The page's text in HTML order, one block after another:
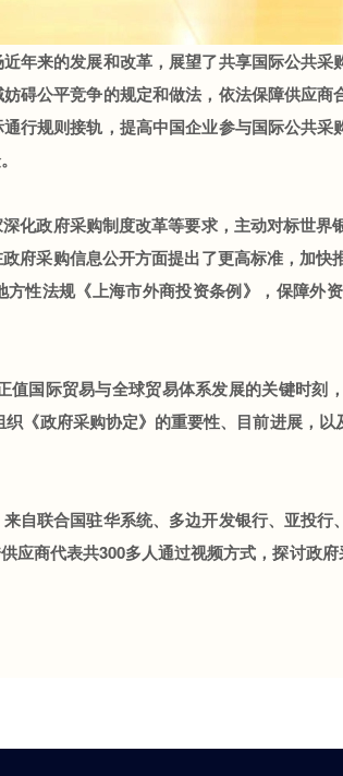
来的发展和改革，展望了共享国际公共采
碍公平竞争的规定和做法，依法保障供应
行规则接轨，提高中国企业参与国际公共
政府采购制度改革等要求，主动对标世界
府采购信息公开方面提出了更高标准，加
性法规《上海市外商投资条例》，保障
国际贸易与全球贸易体系发展的关键时刻
《政府采购协定》的重要性、目前进展，
联合国驻华系统、多边开发银行、亚投行
应商代表共300多人通过视频方式，探讨政